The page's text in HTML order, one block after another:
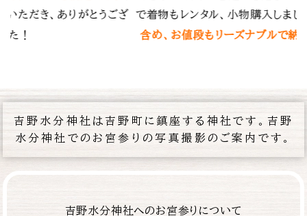
たが、撮影費用も
得の費用
メラマンの経験と技術の素晴らしさを実感
素敵な思い出を残していただき、ありがと
吉野水分神社は吉野町に鎮座する神社です。吉野
水分神社でのお宮参りの写真撮影のご案内です。
吉野水分神社へのお宮参りについて